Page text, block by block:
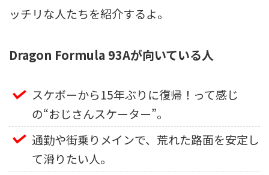
ッチリな人たちを紹介するよ。
Dragon Formula 93Aが向いている人
スケボーから15年ぶりに復帰！って感じ
の“おじさんスケーター”。
通勤や街乗りメインで、荒れた路面を安定し
て滑りたい人。